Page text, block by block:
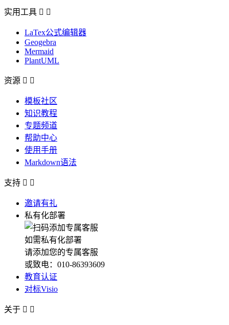
实用工具  
LaTex公式编辑器
Geogebra
Mermaid
PlantUML
资源  
模板社区
知识教程
专题频道
帮助中心
使用手册
Markdown语法
支持  
邀请有礼
私有化部署
如需私有化部署
请添加您的专属客服
或致电：010-86393609
教育认证
对标Visio
关于  